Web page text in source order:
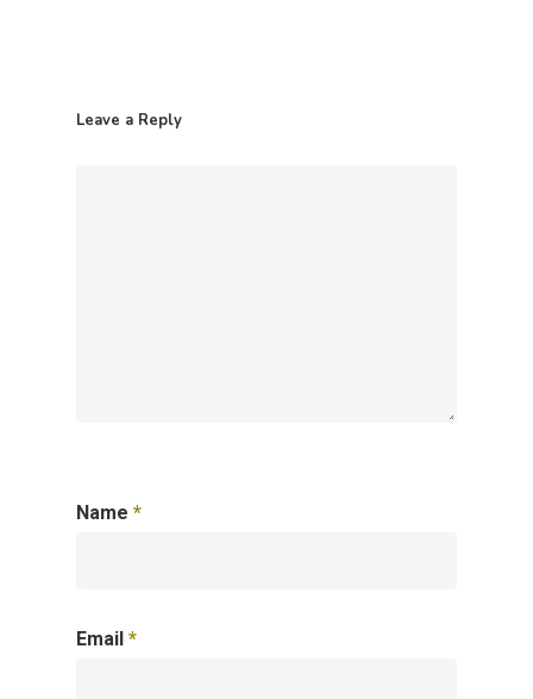
Leave a Reply
Name *
Email *